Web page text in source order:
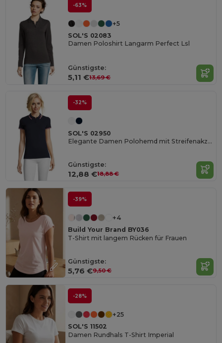
-63%
+5
SOL'S 02083
Damen Poloshirt Langarm Perfect Lsl
Günstigste:
5,11 €13,69 €
-32%
SOL'S 02950
Elegante Damen Polohemd mit Streifenakzenten
Günstigste:
12,88 €18,88 €
-39%
+4
Build Your Brand BY036
T-Shirt mit langem Rücken für Frauen
Günstigste:
5,76 €9,50 €
-28%
+25
SOL'S 11502
Damen Rundhals T-Shirt Imperial